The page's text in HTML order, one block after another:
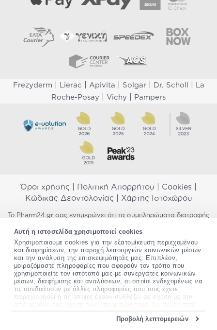
Αυτή η ιστοσελίδα χρησιμοποιεί cookies
Χρησιμοποιούμε cookies για την εξατομίκευση περιεχομένου
και διαφημίσεων, την παροχή λειτουργιών κοινωνικών μέσων
και την ανάλυση της επισκεψιμότητάς μας. Επιπλέον,
μοιραζόμαστε πληροφορίες που αφορούν τον τρόπο που
χρησιμοποιείτε τον ιστότοπό μας με συνεργάτες κοινωνικών
μέσων, διαφήμισης και αναλύσεων, οι οποίοι ενδεχομένως να
τις συνδυάσουν με άλλες πληροφορίες που τους έχετε
παραχωρήσει ή τις οποίες έχουν συλλέξει σε σχέση με την
Προβολή λεπτομερειών
Frezyderm Lierac Apivita Solgar| Dr. Scholl
La
Roche-Posay
Vichy Pampers
Όροι χρήσης Πολιτική Απορρήτου Cookies
Κώδικας Δεοντολογίας| Χάρτης Ιστοχώρου
Το Pharm24.gr σας ενημερώνει ότι τα συμπληρώματα διατροφής
προορίζονται για την πρόληψη, αγωγή ή θεραπεία ανθρώπινης
νόσου. Συμβουλευτείτε τον γιατρό σας εάν είστε έγκυος,
θηλάζετε, ακολουθείτε παράλληλα φαρμακευτική αγωγή ή
αντιμετωπίζετε προβλήματα υγείας πριν χρησιμοποιήσετε
οποιοδήποτε συμπλήρωμα διατροφής. Προσπαθούμε διαρκώς να
σας παρέχουμε ακριβείς και έγκυρες πληροφορίες. Σε περίπτωση
που έχετε κάποια ερώτηση ή παρατήρηση σχετικά με αυτές,
παρακαλώεπικοινωνήστε μαζί μας.
2012-2026 - All rights Reserved •